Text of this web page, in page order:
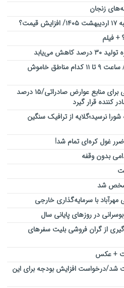
زنجان
می‌یابد
جدول قطع برق دوشنبه ۲۱ آبان / ساعت ۹ تا ۱۱ کدام مناطق خاموش
جزییات پیشنهادات فعالان معدنی برای منابع عوارض صادراتی/۱۵ درصد
کننده قرار گیرد
به شورا نرسید؛گلایه از ترافیک سنگین
غول کره‌ای تمام شد!
بدون وقفه
شد
در روزهای پایانی سال
از گران‌ فروشی بلیت سفرهای
+ عکس
درخواست افزایش بودجه برای این